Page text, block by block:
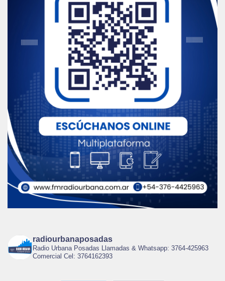
radiourbanaposadas
Radio Urbana Posadas Llamadas & Whatsapp: 3764-425963
Comercial Cel: 3764162393